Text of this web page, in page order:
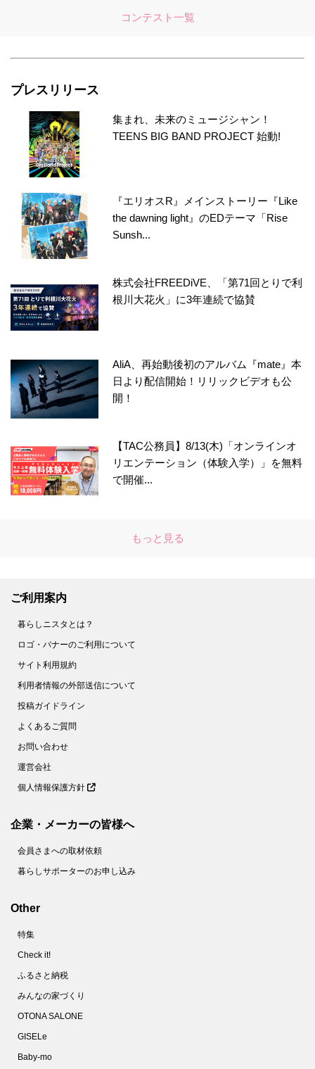
コンテスト一覧
プレスリリース
集まれ、未来のミュージシャン！
TEENS BIG BAND PROJECT 始動!
『エリオスR』メインストーリー『Like
the dawning light』のEDテーマ「Rise
Sunsh...
株式会社FREEDiVE、「第71回とりで利
根川大花火」に3年連続で協賛
AliA、再始動後初のアルバム『mate』本
日より配信開始！リリックビデオも公
開！
【TAC公務員】8/13(木)「オンラインオ
リエンテーション（体験入学）」を無料
で開催...
もっと見る
ご利用案内
暮らしニスタとは？
ロゴ・バナーのご利用について
サイト利用規約
利用者情報の外部送信について
投稿ガイドライン
よくあるご質問
お問い合わせ
運営会社
個人情報保護方針
企業・メーカーの皆様へ
会員さまへの取材依頼
暮らしサポーターのお申し込み
Other
特集
Check it!
ふるさと納税
みんなの家づくり
OTONA SALONE
GISELe
Baby-mo